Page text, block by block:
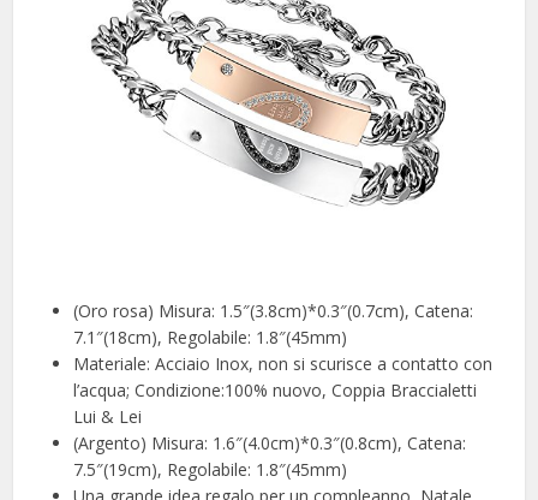
(Oro rosa) Misura: 1.5″(3.8cm)*0.3″(0.7cm), Catena:
7.1″(18cm), Regolabile: 1.8″(45mm)
Materiale: Acciaio Inox, non si scurisce a contatto con
l’acqua; Condizione:100% nuovo, Coppia Braccialetti
Lui & Lei
(Argento) Misura: 1.6″(4.0cm)*0.3″(0.8cm), Catena:
7.5″(19cm), Regolabile: 1.8″(45mm)